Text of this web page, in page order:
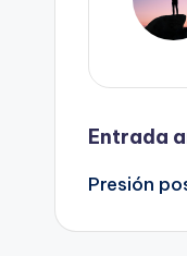
de
Entrada
Presión